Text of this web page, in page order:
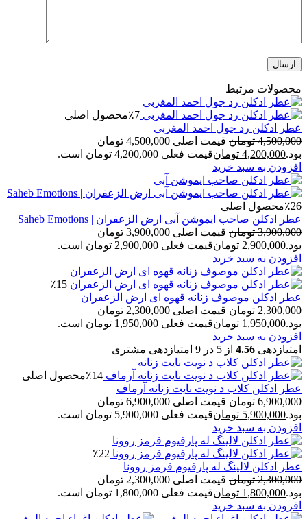
محصولات مرتبط
٪7محصول اصلی
عطر ادکلن رد جول احمد المغربی
4,500,000 تومان
قیمت اصلی 4,500,000 تومان
بود.4,200,000 تومانقیمت فعلی 4,200,000 تومان است.
افزودن به سبد خرید
٪26محصول اصلی
عطر ادکلن صاحب ایموشن آبی ارض الزعفران | Saheb Emotions
3,900,000 تومان
قیمت اصلی 3,900,000 تومان
بود.2,900,000 تومانقیمت فعلی 2,900,000 تومان است.
افزودن به سبد خرید
٪15
عطر ادکلن موصوف زنانه قهوه ای ارض الزعفران
2,300,000 تومان
قیمت اصلی 2,300,000 تومان
بود.1,950,000 تومانقیمت فعلی 1,950,000 تومان است.
افزودن به سبد خرید
امتیازدهی 4.56 از 5 در 9 امتیازدهی مشتری
٪14محصول اصلی
عطر ادکلن کلاب د نویت نایت زنانه آرماف
6,900,000 تومان
قیمت اصلی 6,900,000 تومان
بود.5,900,000 تومانقیمت فعلی 5,900,000 تومان است.
افزودن به سبد خرید
٪22
عطر ادکلن لالینگ له پارفیوم قرمز روونا
2,300,000 تومان
قیمت اصلی 2,300,000 تومان
بود.1,800,000 تومانقیمت فعلی 1,800,000 تومان است.
افزودن به سبد خرید